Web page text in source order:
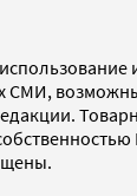
СМИ,